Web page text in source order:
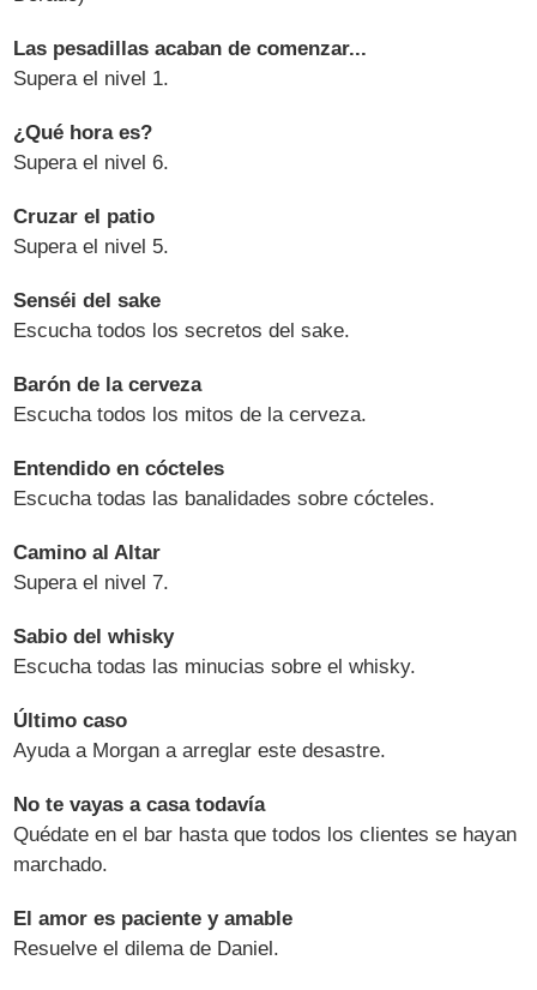
Las pesadillas acaban de comenzar...
Supera el nivel 1.
¿Qué hora es?
Supera el nivel 6.
Cruzar el patio
Supera el nivel 5.
Senséi del sake
Escucha todos los secretos del sake.
Barón de la cerveza
Escucha todos los mitos de la cerveza.
Entendido en cócteles
Escucha todas las banalidades sobre cócteles.
Camino al Altar
Supera el nivel 7.
Sabio del whisky
Escucha todas las minucias sobre el whisky.
Último caso
Ayuda a Morgan a arreglar este desastre.
No te vayas a casa todavía
Quédate en el bar hasta que todos los clientes se hayan
marchado.
El amor es paciente y amable
Resuelve el dilema de Daniel.